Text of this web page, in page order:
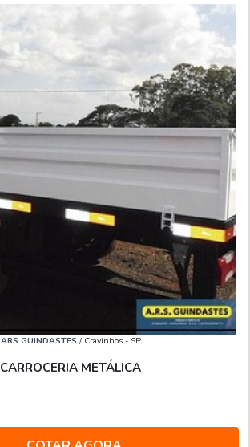
ARS GUINDASTES / Cravinhos - SP
CARROCERIA METÁLICA